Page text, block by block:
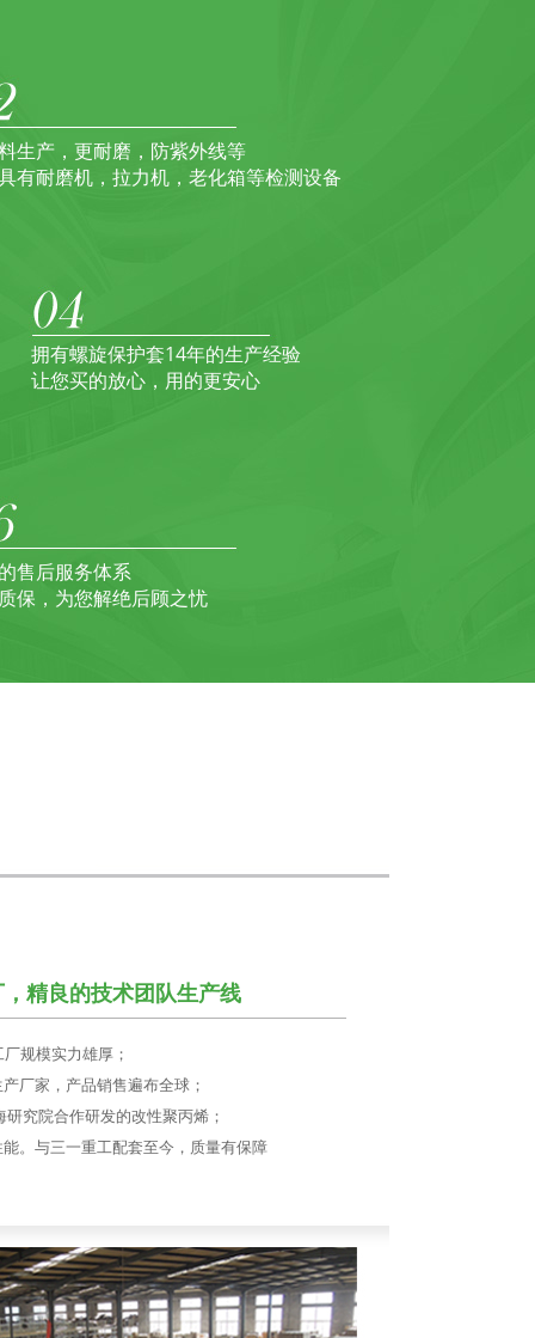
生产，更耐磨，防紫外线等
有耐磨机，拉力机，老化箱等检测设备
拥有螺旋保护套14年的生产经验
让您买的放心，用的更安心
售后服务体系
保，为您解绝后顾之忧
精良的技术团队生产线
规模实力雄厚；
厂家，产品销售遍布全球；
究院合作研发的改性聚丙烯；
。与三一重工配套至今，质量有保障